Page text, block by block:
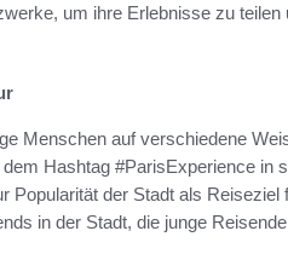
um ihre Erlebnisse zu
Menschen auf verschiedene
Hashtag #ParisExperience in
Popularität der Stadt als
in der Stadt, die junge